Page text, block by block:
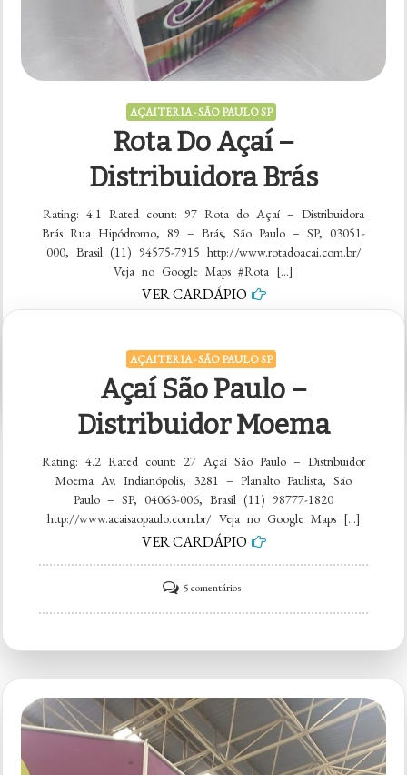
AÇAITERIA - SÃO PAULO SP
Rota Do Açaí –
Distribuidora Brás
Rating: 4.1 Rated count: 97 Rota do Açaí – Distribuidora
Brás Rua Hipódromo, 89 – Brás, São Paulo – SP, 03051-
000, Brasil (11) 94575-7915 http://www.rotadoacai.com.br/
Veja no Google Maps #Rota […]
VER CARDÁPIO
Rota
do
Açaí
Distribuidora
Brás
AÇAITERIA - SÃO PAULO SP
Açaí São Paulo –
Distribuidor Moema
Rating: 4.2 Rated count: 27 Açaí São Paulo – Distribuidor
Moema Av. Indianópolis, 3281 – Planalto Paulista, São
Paulo – SP, 04063-006, Brasil (11) 98777-1820
http://www.acaisaopaulo.com.br/ Veja no Google Maps […]
VER CARDÁPIO
5 comentáriosem
Açaí
Distribuidor
Moema